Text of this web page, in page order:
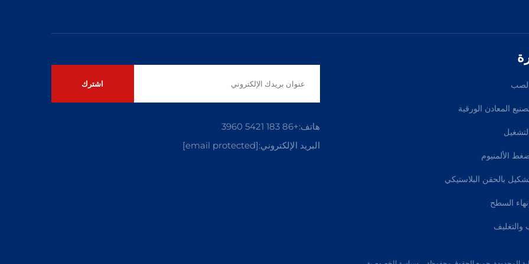
المعادن الورقية
الألمنيوم
بالحقن البلاستيكي
السطح
والتغليف
اشترك
هاتف:+86 183 5421 3960
البريد الإلكتروني:[email protected]